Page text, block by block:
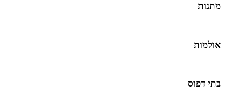
מתנות
אולמות
בתי דפוס